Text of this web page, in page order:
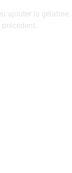
ajouter la gélatine.